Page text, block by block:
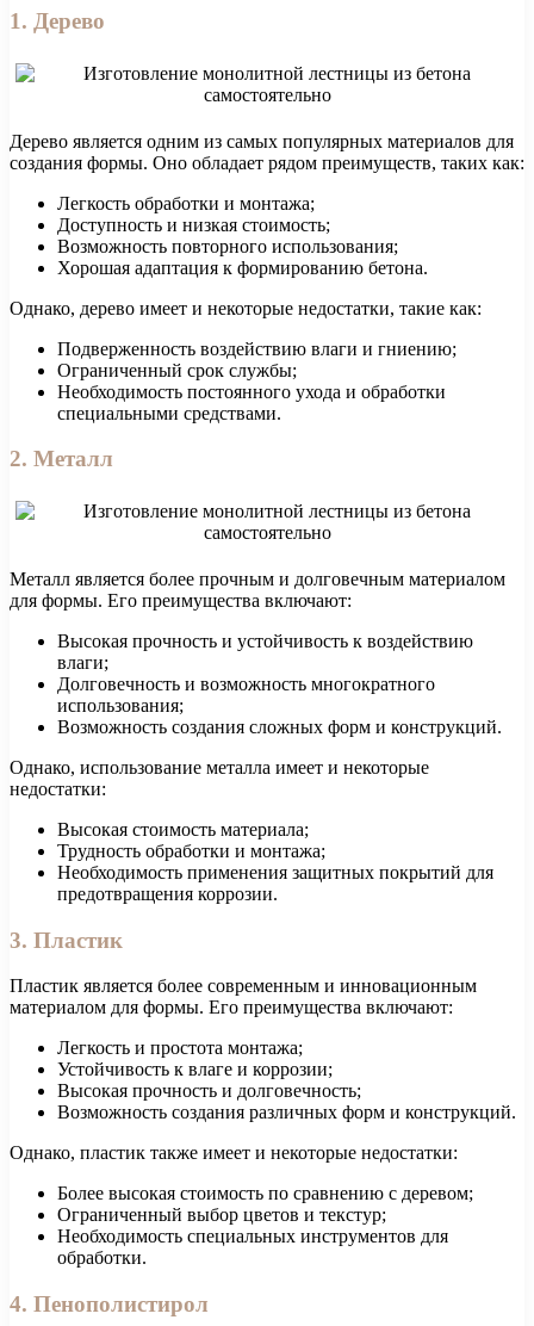
1. Дерево
Дерево является одним из самых популярных материалов для
создания формы. Оно обладает рядом преимуществ, таких как:
Легкость обработки и монтажа;
Доступность и низкая стоимость;
Возможность повторного использования;
Хорошая адаптация к формированию бетона.
Однако, дерево имеет и некоторые недостатки, такие как:
Подверженность воздействию влаги и гниению;
Ограниченный срок службы;
Необходимость постоянного ухода и обработки
специальными средствами.
2. Металл
Металл является более прочным и долговечным материалом
для формы. Его преимущества включают:
Высокая прочность и устойчивость к воздействию
влаги;
Долговечность и возможность многократного
использования;
Возможность создания сложных форм и конструкций.
Однако, использование металла имеет и некоторые
недостатки:
Высокая стоимость материала;
Трудность обработки и монтажа;
Необходимость применения защитных покрытий для
предотвращения коррозии.
3. Пластик
Пластик является более современным и инновационным
материалом для формы. Его преимущества включают:
Легкость и простота монтажа;
Устойчивость к влаге и коррозии;
Высокая прочность и долговечность;
Возможность создания различных форм и конструкций.
Однако, пластик также имеет и некоторые недостатки:
Более высокая стоимость по сравнению с деревом;
Ограниченный выбор цветов и текстур;
Необходимость специальных инструментов для
обработки.
4. Пенополистирол